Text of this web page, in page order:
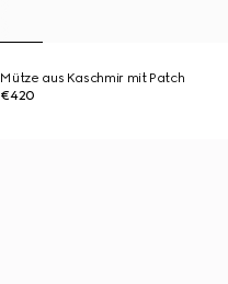
Mütze aus Kaschmir mit Patch
€420